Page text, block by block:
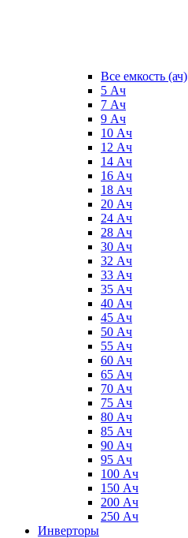
Все емкость (ач)
5 Ач
7 Ач
9 Ач
10 Ач
12 Ач
14 Ач
16 Ач
18 Ач
20 Ач
24 Ач
28 Ач
30 Ач
32 Ач
33 Ач
35 Ач
40 Ач
45 Ач
50 Ач
55 Ач
60 Ач
65 Ач
70 Ач
75 Ач
80 Ач
85 Ач
90 Ач
95 Ач
100 Ач
150 Ач
200 Ач
250 Ач
Инверторы